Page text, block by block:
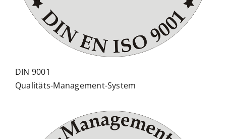
DIN 9001
Qualitäts-Management-System